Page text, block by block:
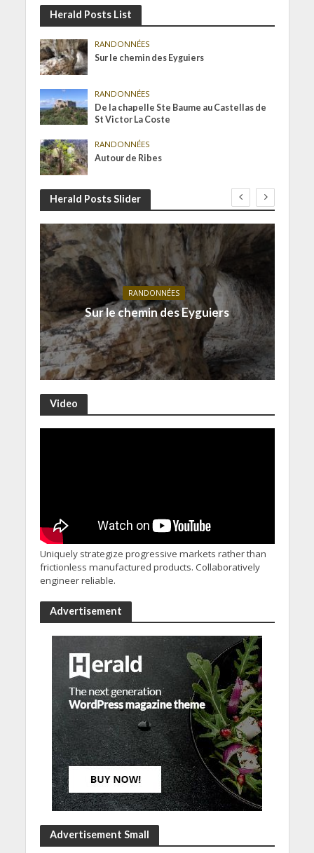
Herald Posts List
RANDONNÉES
Sur le chemin des Eyguiers
RANDONNÉES
De la chapelle Ste Baume au Castellas de
St Victor La Coste
RANDONNÉES
Autour de Ribes
Herald Posts Slider
RANDONNÉES
Sur le chemin des Eyguiers
Video
Uniquely strategize progressive markets rather than
frictionless manufactured products. Collaboratively
engineer reliable.
Advertisement
Advertisement Small